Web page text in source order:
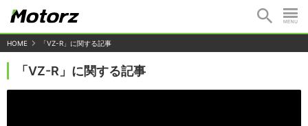
HOME 「VZ-R」に関する記事
「VZ-R」に関する記事